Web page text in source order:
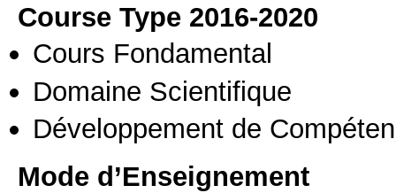
Course Type 2016-2020
Cours Fondamental
Domaine Scientifique
Développement de
Mode d’Enseignement